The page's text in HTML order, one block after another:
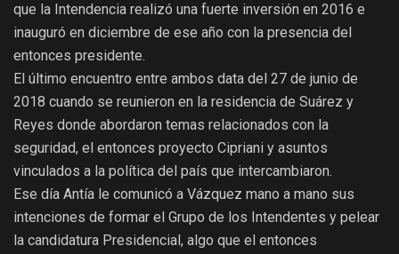
que la Intendencia realizó una fuerte inversión en 2016 e
inauguró en diciembre de ese año con la presencia del
entonces presidente.
El último encuentro entre ambos data del 27 de junio de
2018 cuando se reunieron en la residencia de Suárez y
Reyes donde abordaron temas relacionados con la
seguridad, el entonces proyecto Cipriani y asuntos
vinculados a la política del país que intercambiaron.
Ese día Antía le comunicó a Vázquez mano a mano sus
intenciones de formar el Grupo de los Intendentes y pelear
la candidatura Presidencial, algo que el entonces